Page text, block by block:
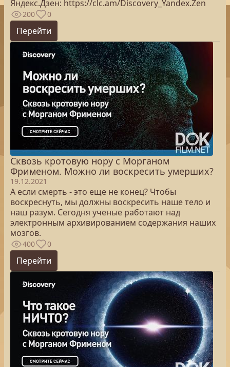
Яндекс.Дзен: https://clc.am/Discovery_Yandex.Zen
200 0
Перейти
Сквозь кротовую нору с Морганом
Фрименом. Можно ли воскресить умерших?
19.12.2021
А если смерть - это еще не конец? Чтобы
воскреснуть, мы должны воскресить наше тело и
наш разум. Сегодня ученые работают над
электронным архивированием содержания наших
мозгов.
400 0
Перейти